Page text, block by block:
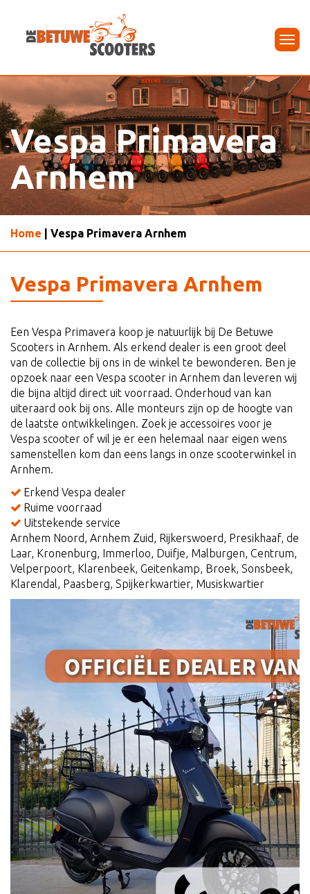
Vespa Primavera
Arnhem
Home | Vespa Primavera Arnhem
Vespa Primavera Arnhem
Een Vespa Primavera koop je natuurlijk bij De Betuwe
Scooters in Arnhem. Als erkend dealer is een groot deel
van de collectie bij ons in de winkel te bewonderen. Ben je
opzoek naar een Vespa scooter in Arnhem dan leveren wij
die bijna altijd direct uit voorraad. Onderhoud van kan
uiteraard ook bij ons. Alle monteurs zijn op de hoogte van
de laatste ontwikkelingen. Zoek je accessoires voor je
Vespa scooter of wil je er een helemaal naar eigen wens
samenstellen kom dan eens langs in onze scooterwinkel in
Arnhem.
Erkend Vespa dealer
Ruime voorraad
Uitstekende service
Arnhem Noord, Arnhem Zuid, Rijkerswoerd, Presikhaaf, de
Laar, Kronenburg, Immerloo, Duifje, Malburgen, Centrum,
Velperpoort, Klarenbeek, Geitenkamp, Broek, Sonsbeek,
Klarendal, Paasberg, Spijkerkwartier, Musiskwartier